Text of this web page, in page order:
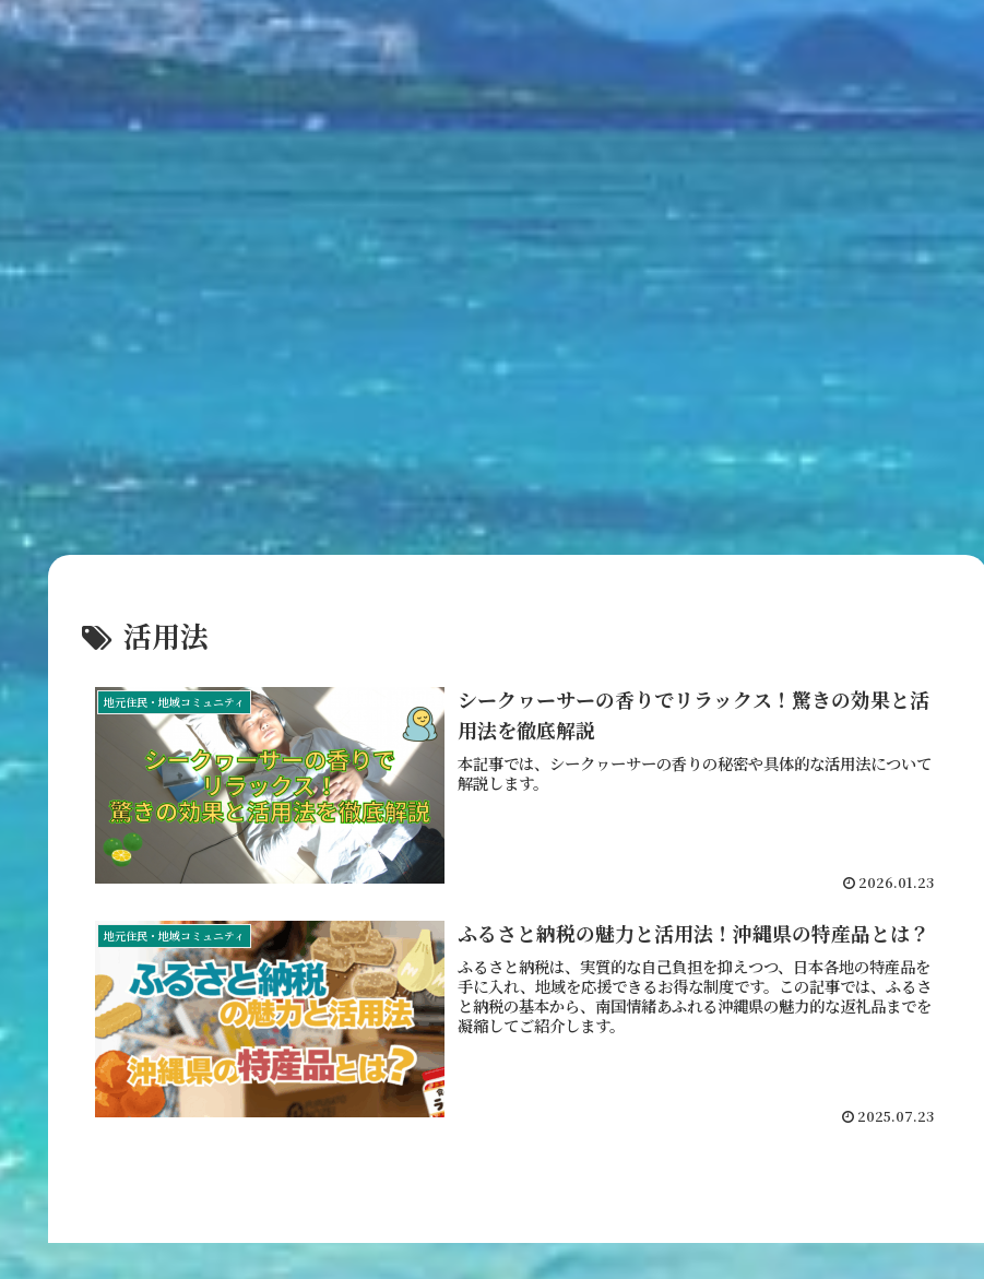
活用法
地元住民・地域コミュニティ
シークヮーサーの香りでリラックス！驚きの効果と活
用法を徹底解説
本記事では、シークヮーサーの香りの秘密や具体的な活用法について
解説します。
2026.01.23
地元住民・地域コミュニティ ふるさと納税の魅力と活用法！沖縄県の特産品とは？
ふるさと納税は、実質的な自己負担を抑えつつ、日本各地の特産品を
手に入れ、地域を応援できるお得な制度です。この記事では、ふるさ
と納税の基本から、南国情緒あふれる沖縄県の魅力的な返礼品までを
凝縮してご紹介します。
2025.07.23